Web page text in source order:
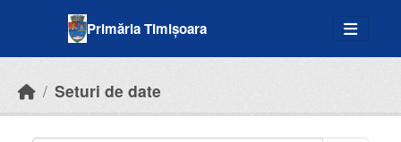
Primăria Timișoara
Seturi de date